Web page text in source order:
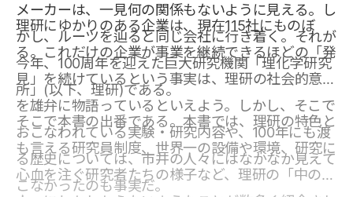
メーカーは、一見何の関係もないように見える。し
かし、ルーツを辿ると同じ会社に行き着く。それが
今年、100周年を迎えた巨大研究機関「理化学研究
所」(以下、理研)である。
理研にゆかりのある企業は、現在115社にものぼ
る。これだけの企業が事業を継続できるほどの「発
見」を続けているという事実は、理研の社会的意義
を雄弁に物語っているといえよう。しかし、そこで
おこなわれている実験・研究内容や、100年にも渡
る歴史については、市井の人々にはなかなか見えて
こなかったのも事実だ。
そこで本書の出番である。本書では、理研の特色と
も言える研究員制度、世界一の設備や環境、研究に
心血を注ぐ研究者たちの様子など、理研の「中の